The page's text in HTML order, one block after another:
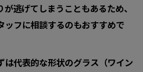
逃げてしまうこともあるため、
ッフに相談するのもおすすめで
は代表的な形状のグラス（ワイン